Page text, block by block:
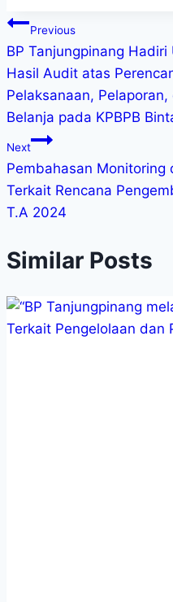
Previous
BP Tanjungpinang
Hasil Audit atas
Pelaksanaan,
Belanja pada KPBPB
Next
Pembahasan Monitoring
Terkait Rencana
T.A 2024
Similar Posts